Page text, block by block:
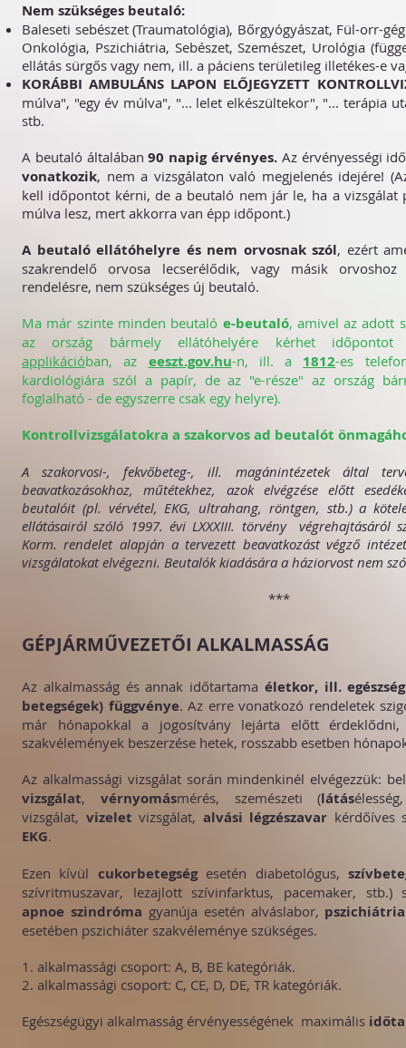
Nem szükséges beutaló:
Baleseti sebészet (Traumatológia), Bőrgyógyászat, Fül-orr-
Onkológia, Pszichiátria, Sebészet, Szemészet, Urológia
ellátás sürgős vagy nem, ill. a páciens területileg illetékes-e
KORÁBBI AMBULÁNS LAPON ELŐJEGYZETT
múlva", "egy év múlva", "... lelet elkészültekor", "... terápia
stb.
A beutaló általában 90 napig érvényes. Az érvényességi
vonatkozik, nem a vizsgálaton való megjelenés idejére!
kell időpontot kérni, de a beutaló nem jár le, ha a vizsgálat
múlva lesz, mert akkorra van épp időpont.)
A beutaló ellátóhelyre és nem orvosnak szól, ezért
szakrendelő orvosa lecserélődik, vagy másik
rendelésre, nem szükséges új beutaló.
Ma már szinte minden beutaló e-beutaló, amivel az adott
az ország bármely ellátóhelyére kérhet
applikációban, az eeszt.gov.hu-n, ill. a 1812-es
kardiológiára szól a papír, de az "e-része" az ország
foglalható - de egyszerre csak egy helyre).
Kontrollvizsgálatokra a szakorvos ad beutalót
A szakorvosi-, fekvőbeteg-, ill. magánintézetek által
beavatkozásokhoz, műtétekhez, azok elvégzése előtt
beutalóit (pl. vérvétel, EKG, ultrahang, röntgen, stb.) a
ellátásairól szóló 1997. évi LXXXIII. törvény végrehajtásáról
Korm. rendelet alapján a tervezett beavatkozást végző
vizsgálatokat elvégezni. Beutalók kiadására a háziorvost nem
***
GÉPJÁRMŰVEZETŐI ALKALMASSÁG
Az alkalmasság és annak időtartama életkor, ill.
betegségek) függvénye. Az erre vonatkozó rendeletek
már hónapokkal a jogosítvány lejárta előtt
szakvélemények beszerzése hetek, rosszabb esetben
Az alkalmassági vizsgálat során mindenkinél elvégezzük:
vizsgálat, vérnyomásmérés, szemészeti (látás
vizsgálat, vizelet vizsgálat, alvási légzészavar kérdőíves
EKG.
Ezen kívül cukorbetegségesetén diabetológus,
szívritmuszavar, lezajlott szívinfarktus, pacemaker, stb.)
apnoe szindróma gyanúja esetén alváslabor,
esetében pszichiáter szakvéleménye szükséges.
1. alkalmassági csoport: A, B, BE kategóriák.
2. alkalmassági csoport: C, CE, D, DE, TR kategóriák.
Egészségügyi alkalmasság érvényességének maximális